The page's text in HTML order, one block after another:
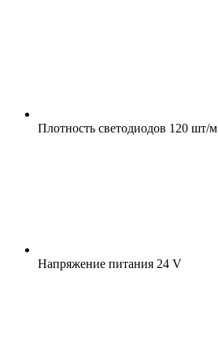
Плотность светодиодов 120 шт/м
Напряжение питания 24 V